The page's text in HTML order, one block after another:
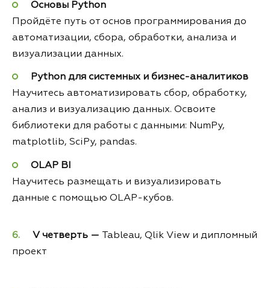
Основы Python
Пройдёте путь от основ программирования до
автоматизации, сбора, обработки, анализа и
визуализации данных.
Python для системных и бизнес-аналитиков
Научитесь автоматизировать сбор, обработку,
анализ и визуализацию данных. Освоите
библиотеки для работы с данными: NumPy,
matplotlib, SciPy, pandas.
OLAP BI
Научитесь размещать и визуализировать
данные с помощью OLAP-кубов.
V четверть —
Tableau, Qlik View и дипломный
проект